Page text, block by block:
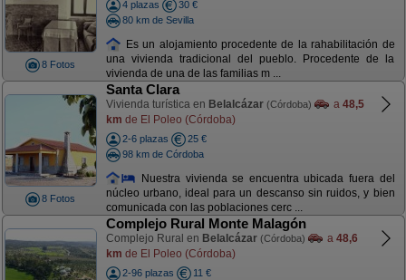
8 Fotos
4 plazas
30 €
80 km de Sevilla
Es un alojamiento procedente de la rahabilitación de
una vivienda tradicional del pueblo. Procedente de la
vivienda de una de las familias m ...
8 Fotos
Santa Clara
Vivienda turística en Belalcázar (Córdoba) a 48,5
km de El Poleo (Córdoba)
2-6 plazas
25 €
98 km de Córdoba
Nuestra vivienda se encuentra ubicada fuera del
núcleo urbano, ideal para un descanso sin ruidos, y bien
comunicada con las poblaciones cerc ...
Complejo Rural Monte Malagón
Complejo Rural en Belalcázar (Córdoba) a 48,6
km de El Poleo (Córdoba)
2-96 plazas
11 €